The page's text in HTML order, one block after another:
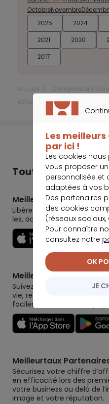
2025 2024
2021
2020
2017
OctobreNovembre
Actualités Comparateur
Tout Meilleurtaux
Meilleurtaux
Libérez le potentiel de vos
les, accomplissez-les.
Meilleurtaux Placement
Suivez la performance de
vie, retraite, immobilier,
facilement. Garantie 0
Meilleurtaux
Sécurisez votre chiffre
en efficacité lors des
votre business au delà de
image et votre réputation.
Les meilleurs
par ici !
Les cookies
vous proposer
personnalisée et
adaptées à vos
Des partenaires
des cookies
(réseaux sociaux,
Pour connaître
consultez notre
JE
OK